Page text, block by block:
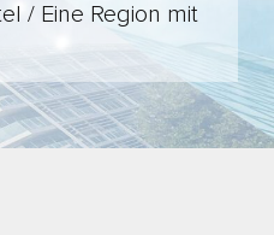
/ Eine Region mit